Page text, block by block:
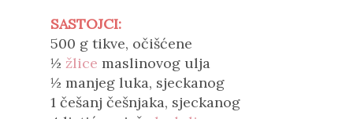
SASTOJCI:
500 g tikve, očišćene
½ žlice maslinovog ulja
½ manjeg luka, sjeckanog
1 češanj češnjaka, sjeckanog